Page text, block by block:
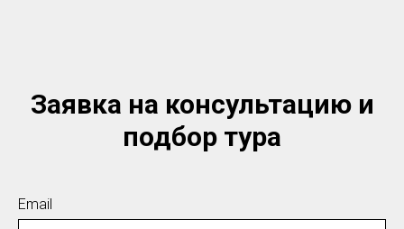
Заявка на консультацию и
подбор тура
Email